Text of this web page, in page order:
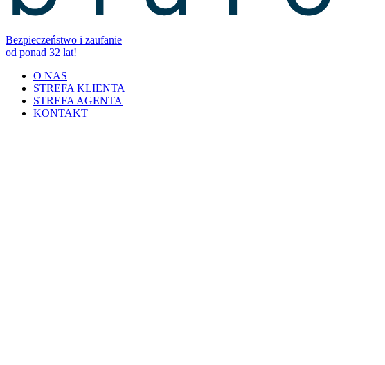
Bezpieczeństwo i zaufanie
od ponad 32 lat!
O NAS
STREFA KLIENTA
STREFA AGENTA
KONTAKT